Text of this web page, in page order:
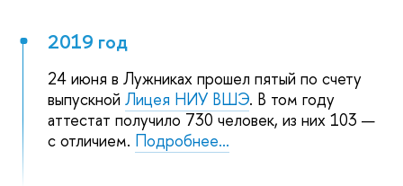
2019 год
24 июня в Лужниках прошел пятый по счету
выпускнойЛицея НИУ ВШЭ. В том году
аттестат получило 730 человек, из них 103 —
с отличием. Подробнее...